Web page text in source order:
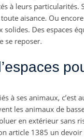
à leurs particularités.
aisance. Ou
solides. Des espaces
se reposer.
à ses animaux, c’est
les animaux de
en extérieur sans
article 1385 un